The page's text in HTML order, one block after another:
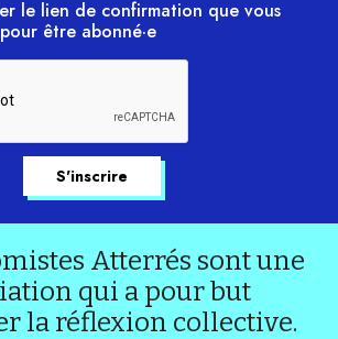
le lien de confirmation que vous
être abonné·e
Atterrés sont une
qui a pour but
la réflexion collective.